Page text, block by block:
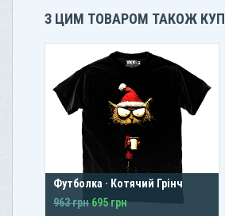
З ЦИМ ТОВАРОМ ТАКОЖ
Футболка · Котячий Грінч
963 грн 695 грн